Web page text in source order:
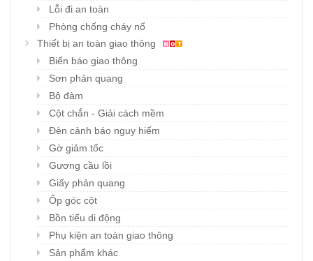
Lỗi đi an toàn
Phòng chống cháy nổ
Thiết bị an toàn giao thông
Biển báo giao thông
Sơn phản quang
Bộ đàm
Cột chắn - Giải cách mềm
Đèn cảnh báo nguy hiểm
Gờ giảm tốc
Gương cầu lồi
Giấy phản quang
Ốp góc cột
Bồn tiểu di động
Phụ kiện an toàn giao thông
Sản phẩm khác